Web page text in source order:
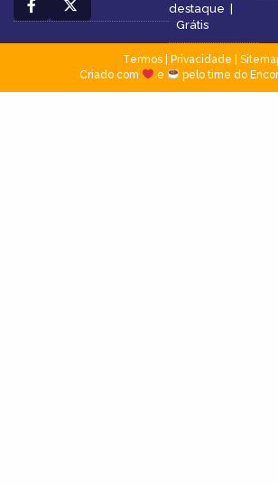
destaque |
Grátis
Termos| Privacidade
Criado com
e pelo time do